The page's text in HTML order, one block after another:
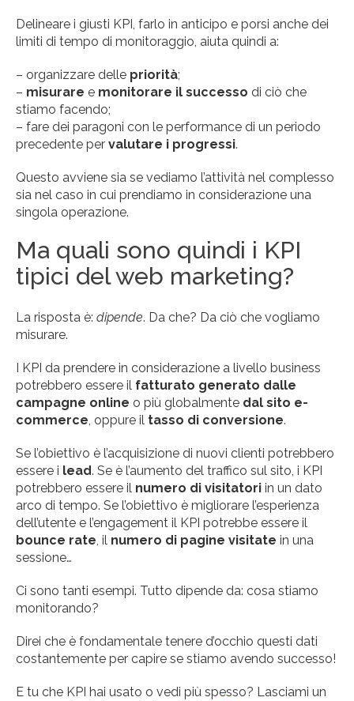
Delineare i giusti KPI, farlo in anticipo e porsi anche dei
limiti di tempo di monitoraggio, aiuta quindi a:
– organizzare delle priorità;
– misurare e monitorare il successo di ciò che
stiamo facendo;
– fare dei paragoni con le performance di un periodo
precedente per valutare i progressi.
Questo avviene sia se vediamo l’attività nel complesso
sia nel caso in cui prendiamo in considerazione una
singola operazione.
Ma quali sono quindi i KPI
tipici del web marketing?
La risposta è: dipende. Da che? Da ciò che vogliamo
misurare.
I KPI da prendere in considerazione a livello business
potrebbero essere il fatturato generato dalle
campagne online o più globalmente dal sito e-
commerce, oppure il tasso di conversione.
Se l’obiettivo è l’acquisizione di nuovi clienti potrebbero
essere i lead. Se è l’aumento del traffico sul sito, i KPI
potrebbero essere il numero di visitatori in un dato
arco di tempo. Se l’obiettivo è migliorare l’esperienza
dell’utente e l’engagement il KPI potrebbe essere il
bounce rate, il numero di pagine visitate in una
sessione…
Ci sono tanti esempi. Tutto dipende da: cosa stiamo
monitorando?
Direi che è fondamentale tenere d’occhio questi dati
costantemente per capire se stiamo avendo successo!
E tu che KPI hai usato o vedi più spesso? Lasciami un